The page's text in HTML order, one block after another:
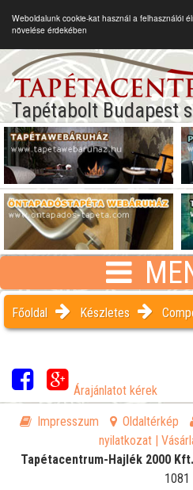
Weboldalunk cookie-kat használ a felhasználói
növelése érdekében
Tapétabolt Budapest
Főoldal Készletes
Árajánlatot kérek
Impresszum Oldaltérkép
nyilatkozat
|
Tapétacentrum-Hajlék 2000 Kft.
1081